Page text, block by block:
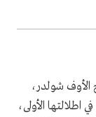
الأوف شولدر،
الأولى،